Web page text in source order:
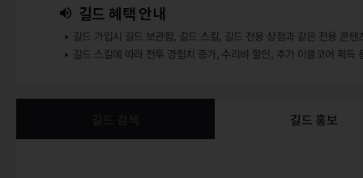
길드 혜택 안내
길드 가입시 길드 보관함, 길드 스킬, 길드 전용 상점과 같은 전용 콘
길드 스킬에 따라 전투 경험치 증가, 수리비 할인, 추가 이블코어 획득
길드 홍보